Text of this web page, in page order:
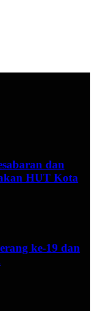
dan
HUT Kota
ke-19 dan